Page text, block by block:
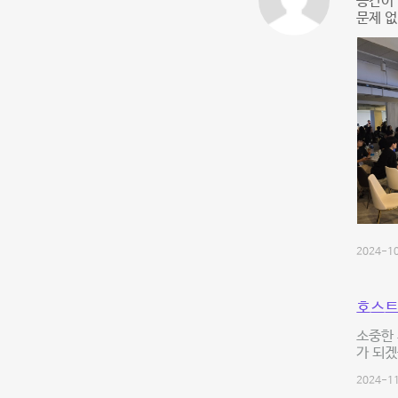
문제
2024-
호스
소중한
가 되
2024-